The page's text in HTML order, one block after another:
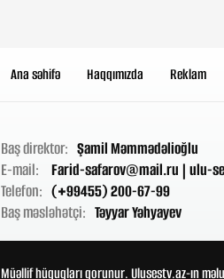
Ana səhifə Haqqımızda Reklam
Baş direktor: Şamil Məmmədəlioğlu
E-mail:
Farid-safarov@mail.ru | ulu-
Telefon: (+99455) 200-67-99
Baş məsləhətçi: Təyyar Yəhyayev
Müəllif hüquqları qorunur. Ulusestv.az-ın